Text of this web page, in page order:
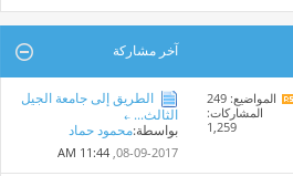
آخر مشاركة
مشاهدة
تغذيات
المواضيع: 249
المشاركات:
1,259
الطريق إلى جامعة الجيل
الثالث...
بواسطة:محمود حماد
08-09-2017,
11:44 AM